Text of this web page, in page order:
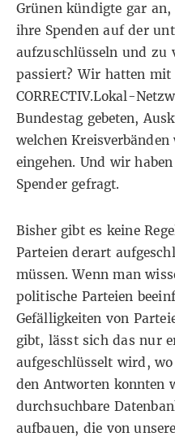
Grünen kündigte gar
ihre Spenden auf der
aufzuschlüsseln und zu
passiert? Wir hatten mit
CORRECTIV.Lokal-
Bundestag gebeten,
welchen Kreisverbänden
eingehen. Und wir
Spender gefragt.
Bisher gibt es keine
Parteien derart
müssen. Wenn man
politische Parteien
Gefälligkeiten von
gibt, lässt sich das nur
aufgeschlüsselt wird,
den Antworten konnten
durchsuchbare
aufbauen, die von